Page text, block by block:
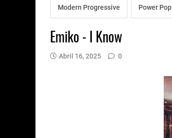
Modern Progressive Power Pop
Emiko - I Know
Abril 16, 2025 0